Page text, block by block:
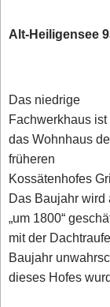
Alt-Heiligensee
Das niedrige
Fachwerkhaus ist
das Wohnhaus
früheren
Kossätenhofes
Das Baujahr wird
„um 1800“
mit der
Baujahr
dieses Hofes